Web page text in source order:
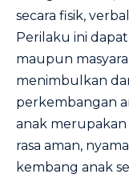
secara fisik,
Perilaku ini
maupun
menimbulkan
perkembangan
anak
rasa aman,
kembang anak